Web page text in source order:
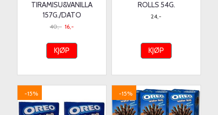
TIRAMISU&VANILLA
157G./DATO
40,- 16,-
KJØP
ROLLS 54G.
24,-
KJØP
-15% -15%